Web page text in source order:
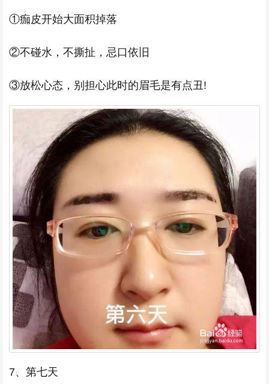
①痂皮开始大面积掉落
②不碰水，不撕扯，忌口依旧
③放松心态，别担心此时的眉毛是有点丑!
7、第七天